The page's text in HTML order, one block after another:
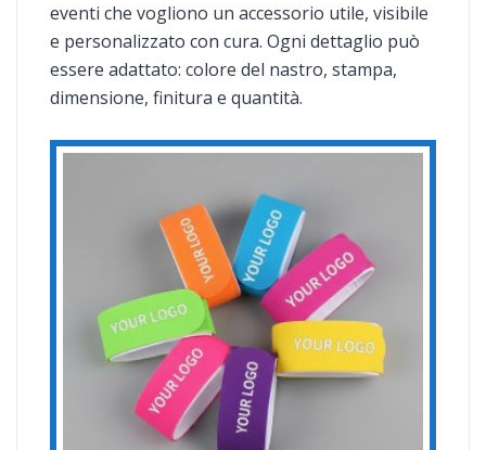
eventi che vogliono un accessorio utile, visibile
e personalizzato con cura. Ogni dettaglio può
essere adattato: colore del nastro, stampa,
dimensione, finitura e quantità.